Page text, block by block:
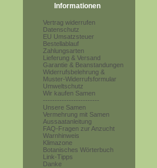
Informationen
Vertrag widerrufen
Datenschutz
EU Umsatzsteuer
Bestellablauf
Zahlungsarten
Lieferung & Versand
Garantie & Beanstandungen
Widerrufsbelehrung &
Muster-Widerrufsformular
Umweltschutz
Wir kaufen Samen
------------------------
Unsere Samen
Vermehrung mit Samen
Aussaatanleitung
FAQ-Fragen zur Anzucht
Warnhinweis
Klimazone
Botanisches Wörterbuch
Link-Tipps
Danke